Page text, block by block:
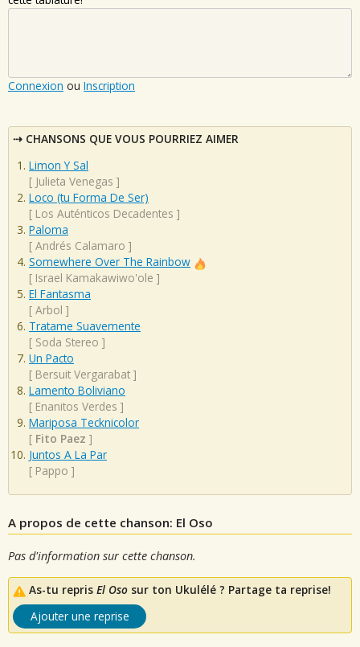
Connexion ou Inscription
CHANSONS QUE VOUS POURRIEZ AIMER
Limon Y Sal
[ Julieta Venegas ]
Loco (tu Forma De Ser)
[ Los Auténticos Decadentes ]
Paloma
[ Andrés Calamaro ]
Somewhere Over The Rainbow
[ Israel Kamakawiwo'ole ]
El Fantasma
[ Arbol ]
Tratame Suavemente
[ Soda Stereo ]
Un Pacto
[ Bersuit Vergarabat ]
Lamento Boliviano
[ Enanitos Verdes ]
Mariposa Tecknicolor
[ Fito Paez ]
Juntos A La Par
[ Pappo ]
A propos de cette chanson: El Oso
Pas d'information sur cette chanson.
As-tu repris El Oso sur ton Ukulélé ? Partage ta reprise!
Ajouter une reprise